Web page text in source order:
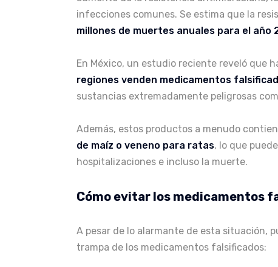
infecciones comunes. Se estima que la
millones de muertes anuales para el año
En México, un estudio reciente reveló que
regiones venden medicamentos
sustancias extremadamente peligrosas
Además, estos productos a menudo
de maíz o veneno para ratas, lo que
hospitalizaciones e incluso la muerte​.
Cómo evitar los medicamentos
A pesar de lo alarmante de esta situación,
trampa de los medicamentos falsificados: